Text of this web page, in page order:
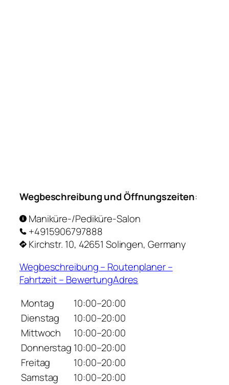
Wegbeschreibung und Öffnungszeiten:
Maniküre-/Pediküre-Salon
+4915906797888
Kirchstr. 10, 42651 Solingen, Germany
Wegbeschreibung – Routenplaner –
Fahrtzeit – BewertungAdres
Montag
10:00–20:00
Dienstag
10:00–20:00
Mittwoch
10:00–20:00
Donnerstag 10:00–20:00
Freitag
10:00–20:00
Samstag
10:00–20:00